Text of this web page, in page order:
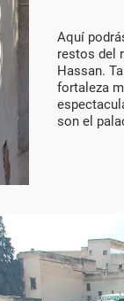
Aquí
restos del
Hassan.
fortaleza
son el